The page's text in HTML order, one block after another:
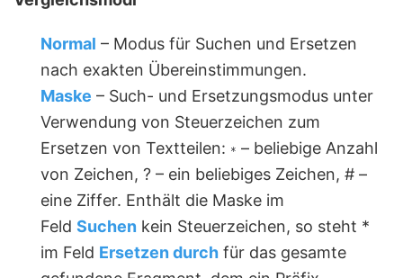
Normal – Modus für Suchen und Ersetzen
nach exakten Übereinstimmungen.
Maske – Such- und Ersetzungsmodus unter
Verwendung von Steuerzeichen zum
Ersetzen von Textteilen: * – beliebige Anzahl
von Zeichen, ? – ein beliebiges Zeichen, # –
eine Ziffer. Enthält die Maske im
Feld Suchen kein Steuerzeichen, so steht *
im Feld Ersetzen durch für das gesamte